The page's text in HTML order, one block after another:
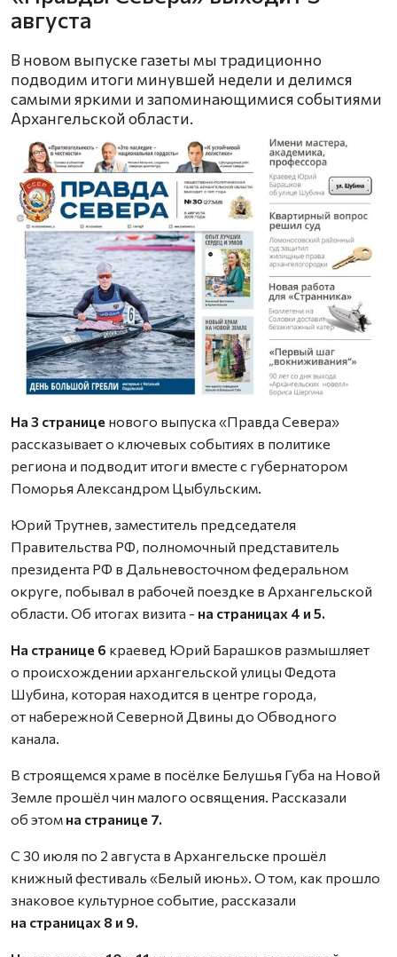
августа
В новом выпуске газеты мы традиционно
подводим итоги минувшей недели и делимся
самыми яркими и запоминающимися событиями
Архангельской области.
На 3 странице нового выпуска «Правда Севера»
рассказывает о ключевых событиях в политике
региона и подводит итоги вместе с губернатором
Поморья Александром Цыбульским.
Юрий Трутнев, заместитель председателя
Правительства РФ, полномочный представитель
президента РФ в Дальневосточном федеральном
округе, побывал в рабочей поездке в Архангельской
области. Об итогах визита - на страницах 4 и 5.
На странице 6 краевед Юрий Барашков размышляет
о происхождении архангельской улицы Федота
Шубина, которая находится в центре города,
от набережной Северной Двины до Обводного
канала.
В строящемся храме в посёлке Белушья Губа на Новой
Земле прошёл чин малого освящения. Рассказали
об этом на странице 7.
С 30 июля по 2 августа в Архангельске прошёл
книжный фестиваль «Белый июнь». О том, как прошло
знаковое культурное событие, рассказали
на страницах 8 и 9.